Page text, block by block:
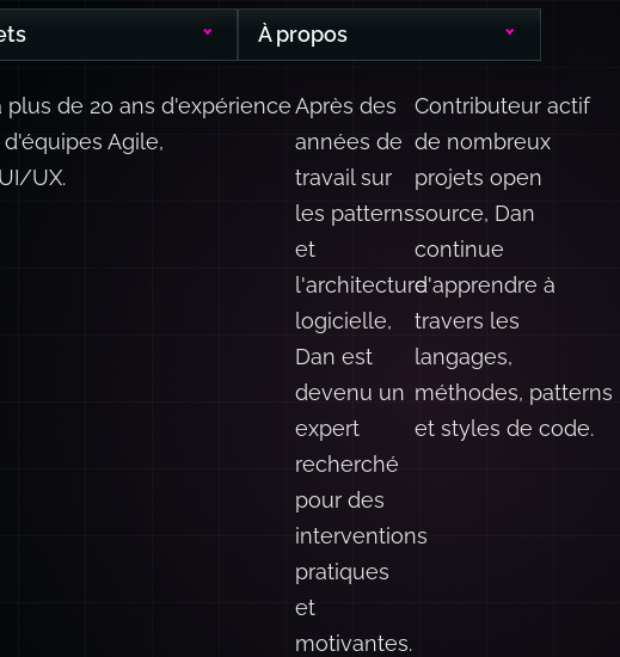
À propos
de 20 ans d'expérience
Agile,
UX.
Après des
années de
travail sur
les patterns
et
l'architecture
logicielle,
Dan est
devenu un
expert
recherché
pour des
interventions
pratiques
et
motivantes.
Contributeur actif
de nombreux
projets open
source, Dan
continue
d'apprendre à
travers les
langages,
méthodes, patterns
et styles de code.